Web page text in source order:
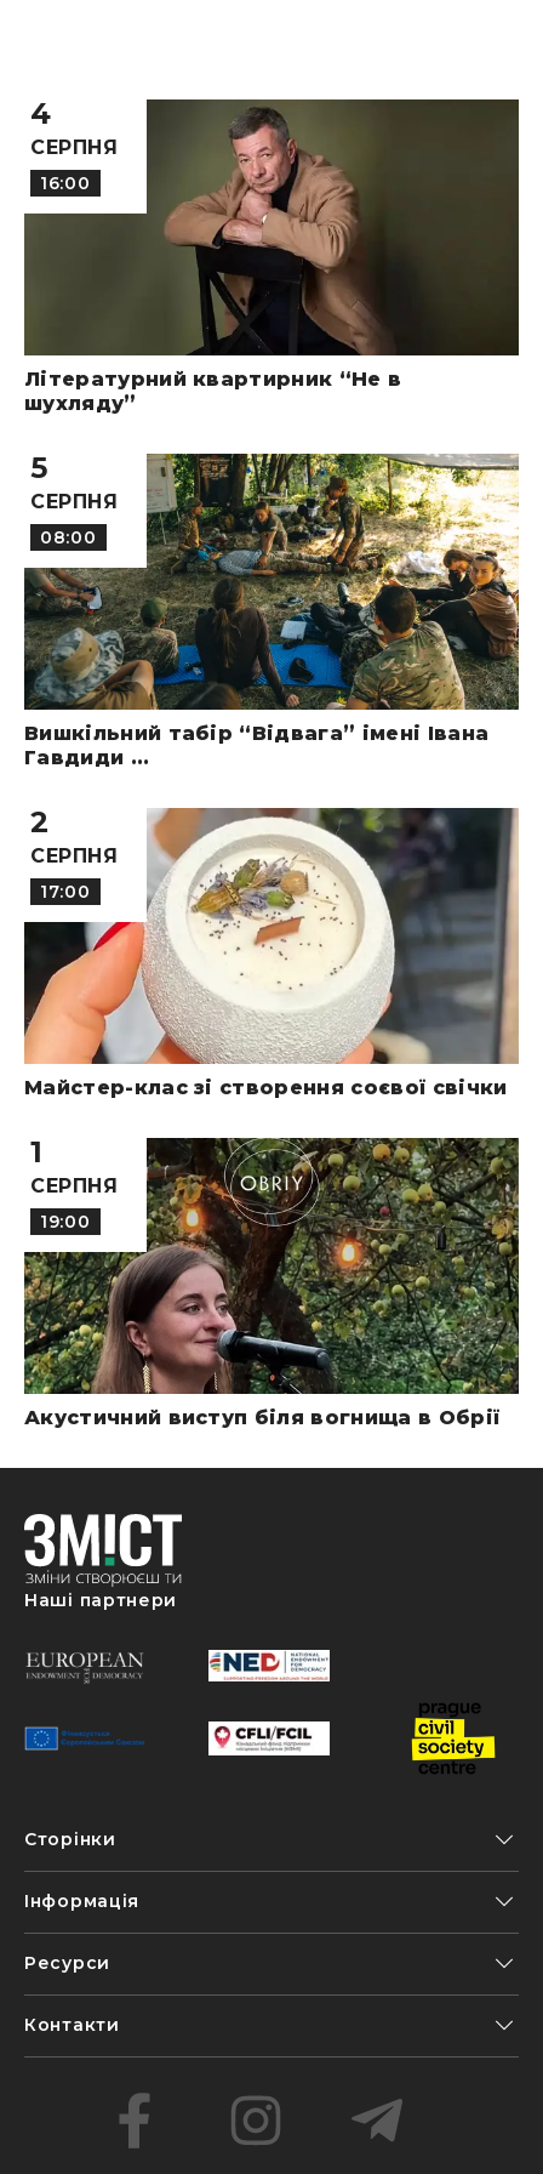
4
СЕРПНЯ
16:00
Літературний квартирник “Не в
шухляду”
5
СЕРПНЯ
08:00
Вишкільний табір “Відвага” імені Івана
Гавдиди ...
2
СЕРПНЯ
17:00
Майстер-клас зі створення соєвої свічки
1
СЕРПНЯ
19:00
Акустичний виступ біля вогнища в Обрії
Наші партнери
Сторінки
Інформація
Ресурси
Контакти